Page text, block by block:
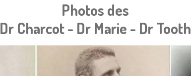
Photos des
Dr Charcot - Dr Marie - Dr Tooth